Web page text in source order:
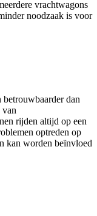
vrachtwagons
noodzaak is voor
betrouwbaarder dan
rijden altijd op een
optreden op
kan worden beïnvloed